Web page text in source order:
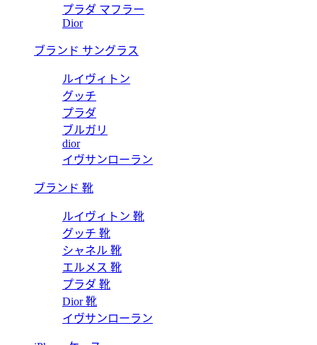
プラダ マフラー
Dior
ブランド サングラス
ルイヴィトン
グッチ
プラダ
ブルガリ
dior
イヴサンローラン
ブランド 靴
ルイヴィトン 靴
グッチ 靴
シャネル 靴
エルメス 靴
プラダ 靴
Dior 靴
イヴサンローラン